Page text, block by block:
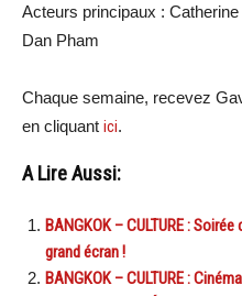
Acteurs principaux :
Dan Pham
Chaque semaine, recevez
en cliquant ici.
A Lire Aussi:
BANGKOK – CULTURE :
grand écran !
BANGKOK – CULTURE :